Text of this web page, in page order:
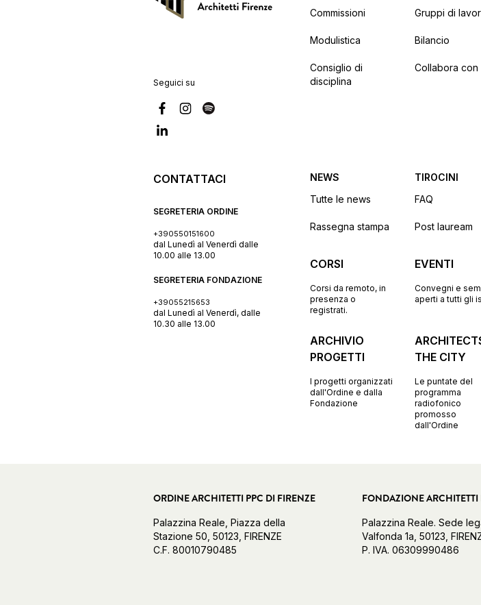
Seguici su
CONTATTACI
SEGRETERIA ORDINE
+390550151600
dal Lunedì al Venerdì dalle
10.00 alle 13.00
SEGRETERIA FONDAZIONE
+39055215653
dal Lunedì al Venerdì, dalle
10.30 alle 13.00
Commissioni
Modulistica
Consiglio di
disciplina
Gruppi di
Bilancio
Collabora con
NEWS
Tutte le news
Rassegna stampa
TIROCINI
FAQ
Post lauream
CORSI
Corsi da remoto, in
presenza o
registrati.
EVENTI
Convegni e
aperti a tutti gli
ARCHIVIO
PROGETTI
I progetti organizzati
dall'Ordine e dalla
Fondazione
THE CITY
Le puntate del
programma
radiofonico
promosso
dall'Ordine
ORDINE ARCHITETTI PPC DI FIRENZE
Palazzina Reale, Piazza della
Stazione 50, 50123, FIRENZE
C.F. 80010790485
FONDAZIONE ARCHITETTI
Palazzina Reale. Sede
Valfonda 1a, 50123,
P. IVA. 06309990486